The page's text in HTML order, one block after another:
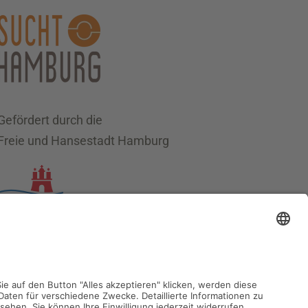
durch die
und Hansestadt Hamburg